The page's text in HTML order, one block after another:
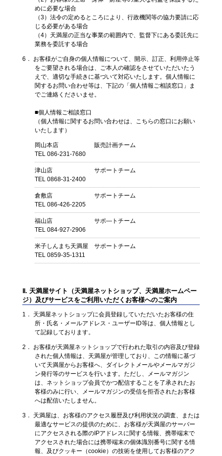
めに必要な場合
（3）法令の定めるところにより、行政機関等の協力要請に応
じる必要がある場合
（4）天満屋の正当な事業の範囲内で、監督下にある委託先に
業務を委託する場合
6． お客様がご自身の個人情報について、開示、訂正、利用停止等
をご要望される場合は、ご本人の確認をさせていただいたう
えで、適切な手続きに基づいて対応いたします。個人情報に
関するお問い合わせ等は、下記の「個人情報ご相談窓口」ま
でご連絡くださいませ。
■個人情報ご相談窓口
（個人情報に関するお問い合わせは、こちらの窓口にお願い
いたします）
岡山本店 販売計画チーム
TEL 086-231-7680
津山店 サポートチーム
TEL 0868-31-2400
倉敷店 サポートチーム
TEL 086-426-2205
福山店 サポ―トチーム
TEL 084-927-2906
米子しんまち天満屋 サポートチーム
TEL 0859-35-1311
Ⅱ. 天満屋サイト（天満屋ネットショップ、天満屋ホームペー
ジ）及びサービスをご利用いただくお客様へのご案内
1． 天満屋ネットショップに会員登録していただいたお客様の住
所・氏名・メールアドレス・ユーザーID等は、個人情報とし
て記録しております。
2． お客様が天満屋ネットショップで行われた取引の内容及び登録
された個人情報は、天満屋が管理しており、この情報に基づ
いて天満屋からお客様へ、ダイレクトメールやメールマガジ
ン発行等のサービスを行います。ただし、メールマガジン
は、ネットショップ会員でかつ配信することを了承されたお
客様のみに行い、メールマガジンの受信を拒否されたお客様
へは配信いたしません。
3． 天満屋は、お客様のアクセス履歴及び利用状況の調査、または
最適なサービスの提供のために、お客様が天満屋のサーバー
にアクセスされる際のIPアドレスに関する情報、携帯端末で
アクセスされた場合には携帯端末の個体識別番号に関する情
報、及びクッキー（cookie）の技術を使用してお客様のアク